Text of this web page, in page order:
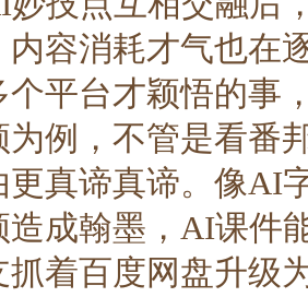
内容消耗才气也在
个平台才颖悟的事
为例，不管是看番
更真谛真谛。像AI
造成翰墨，AI课件
抓着百度网盘升级